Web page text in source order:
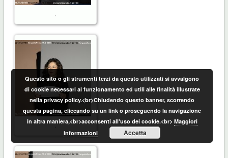
.
.
Questo sito o gli strumenti terzi da questo utilizzati si avvalgono
di cookie necessari al funzionamento ed utili alle finalità illustrate
nella privacy policy.<br>Chiudendo questo banner, scorrendo
questa pagina, cliccando su un link o proseguendo la navigazione
in altra maniera,<br>acconsenti all'uso dei cookie.<br> Maggiori
informazioni
Accetta